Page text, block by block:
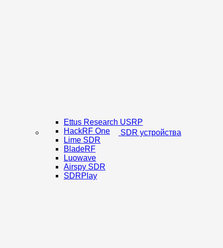
SDR устройства
Ettus Research USRP
HackRF One
Lime SDR
BladeRF
Luowave
Airspy SDR
SDRPlay